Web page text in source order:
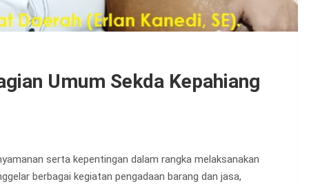
Umum Sekda Kepahiang
serta kepentingan dalam rangka melaksanakan
berbagai kegiatan pengadaan barang dan jasa,